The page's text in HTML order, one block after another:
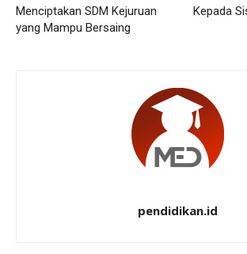
Menciptakan SDM Kejuruan
yang Mampu Bersaing
Kepada
pendidikan.id